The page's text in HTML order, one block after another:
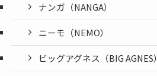
ナンガ（NANGA）
ニーモ（NEMO）
ビッグアグネス（BIG AGNES）